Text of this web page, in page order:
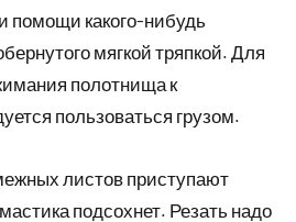
помощи какого-нибудь
мягкой тряпкой. Для
полотнища к
пользоваться грузом.
листов приступают
подсохнет. Резать надо